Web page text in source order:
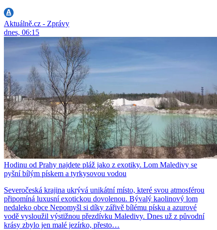
Aktuálně.cz - Zprávy
dnes, 06:15
Hodinu od Prahy najdete pláž jako z exotiky. Lom Maledivy se
pyšní bílým pískem a tyrkysovou vodou
Severočeská krajina ukrývá unikátní místo, které svou atmosférou
připomíná luxusní exotickou dovolenou. Bývalý kaolinový lom
nedaleko obce Nepomyšl si díky zářivě bílému písku a azurové
vodě vysloužil výstižnou přezdívku Maledivy. Dnes už z původní
krásy zbylo jen malé jezírko, přesto…